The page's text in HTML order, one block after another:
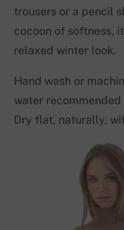
trousers or a pencil
cocoon of softness,
relaxed winter look.
Hand wash or
water recommended
Dry flat, naturally,